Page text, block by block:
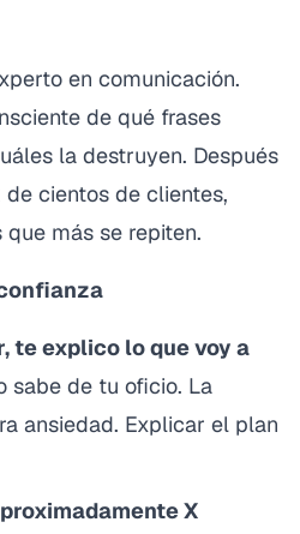
en comunicación.
de qué frases
la destruyen. Después
cientos de clientes,
más se repiten.
te explico lo que voy a
sabe de tu oficio. La
ansiedad. Explicar el plan
X